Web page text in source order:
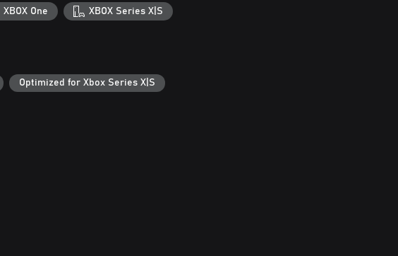
XBOX One XBOX Series X|S
Optimized for Xbox Series X|S